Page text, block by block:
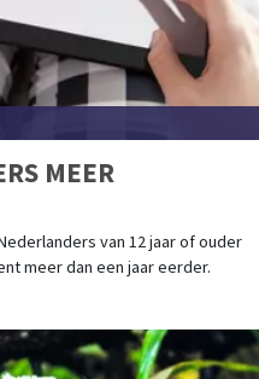
MEER
van 12 jaar of ouder
meer dan een jaar eerder.